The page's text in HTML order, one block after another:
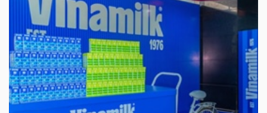
chính
Dữ
liệu